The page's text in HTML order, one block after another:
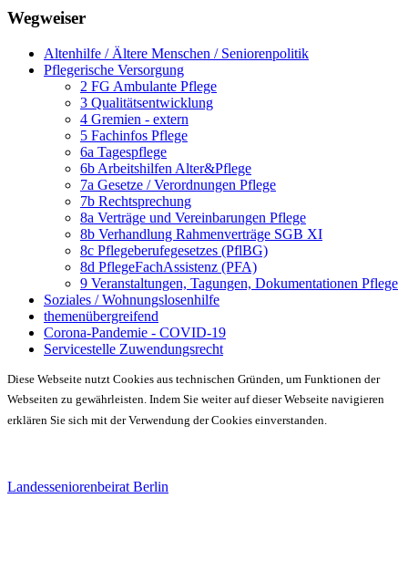
Wegweiser
Altenhilfe / Ältere Menschen / Seniorenpolitik
Pflegerische Versorgung
2 FG Ambulante Pflege
3 Qualitätsentwicklung
4 Gremien - extern
5 Fachinfos Pflege
6a Tagespflege
6b Arbeitshilfen Alter&Pflege
7a Gesetze / Verordnungen Pflege
7b Rechtsprechung
8a Verträge und Vereinbarungen Pflege
8b Verhandlung Rahmenverträge SGB XI
8c Pflegeberufegesetzes (PflBG)
8d PflegeFachAssistenz (PFA)
9 Veranstaltungen, Tagungen, Dokumentationen Pflege
Soziales / Wohnungslosenhilfe
themenübergreifend
Corona-Pandemie - COVID-19
Servicestelle Zuwendungsrecht
Diese Webseite nutzt Cookies aus technischen Gründen, um Funktionen der
Webseiten zu gewährleisten. Indem Sie weiter auf dieser Webseite navigieren
erklären Sie sich mit der Verwendung der Cookies einverstanden.
Landesseniorenbeirat Berlin